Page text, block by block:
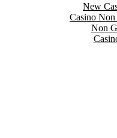
New
Casino Non
Non